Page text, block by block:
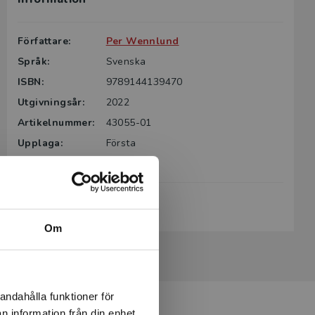
Om
funktioner för
Författare:
Per Wennlund
Språk:
Svenska
ISBN:
9789144139470
Utgivningsår:
2022
Artikelnummer:
43055-01
Upplaga:
Första